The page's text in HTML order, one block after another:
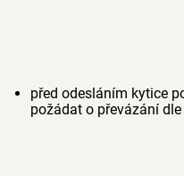
před odesláním kytice
požádat o převázání